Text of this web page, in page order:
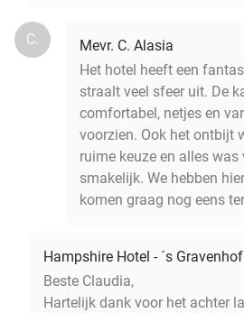
C.
Mevr. C. Alasia
Het hotel heeft een
straalt veel sfeer uit. De
comfortabel, netjes en
voorzien. Ook het ontbijt
ruime keuze en alles was
smakelijk. We hebben
komen graag nog eens
Hampshire Hotel - ´s
Beste Claudia,
Hartelijk dank voor het achter